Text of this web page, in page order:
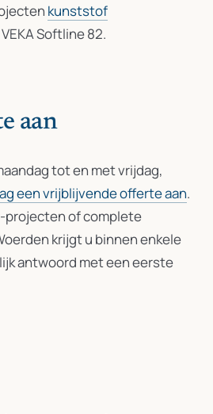
kunststof
Softline 82.
aan
tot en met vrijdag,
een vrijblijvende offerte aan.
projecten of complete
krijgt u binnen enkele
antwoord met een eerste